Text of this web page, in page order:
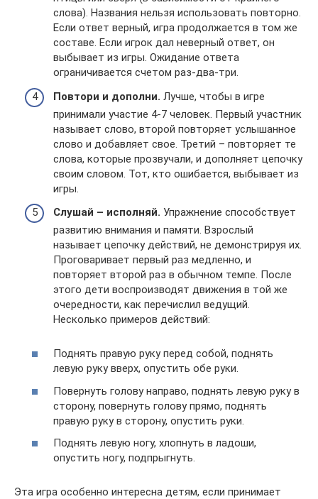
слова). Названия нельзя использовать повторно.
Если ответ верный, игра продолжается в том же
составе. Если игрок дал неверный ответ, он
выбывает из игры. Ожидание ответа
ограничивается счетом раз-два-три.
Повтори и дополни. Лучше, чтобы в игре
принимали участие 4-7 человек. Первый участник
называет слово, второй повторяет услышанное
слово и добавляет свое. Третий – повторяет те
слова, которые прозвучали, и дополняет цепочку
своим словом. Тот, кто ошибается, выбывает из
игры.
Слушай – исполняй. Упражнение способствует
развитию внимания и памяти. Взрослый
называет цепочку действий, не демонстрируя их.
Проговаривает первый раз медленно, и
повторяет второй раз в обычном темпе. После
этого дети воспроизводят движения в той же
очередности, как перечислил ведущий.
Несколько примеров действий:
Поднять правую руку перед собой, поднять
левую руку вверх, опустить обе руки.
Повернуть голову направо, поднять левую руку в
сторону, повернуть голову прямо, поднять
правую руку в сторону, опустить руки.
Поднять левую ногу, хлопнуть в ладоши,
опустить ногу, подпрыгнуть.
Эта игра особенно интересна детям, если принимает